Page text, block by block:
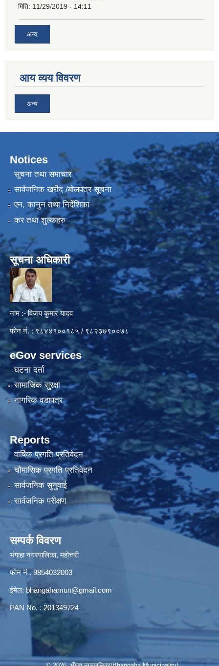
मिति: 11/29/2019 - 14:11
अन्य
आय व्यय विवरण
अन्य
Notices
सूचना तथा समाचार
सार्वजनिक खरीद /बोलपत्र सूचना
एन, कानुन तथा निर्देशिका
कर तथा शुल्कहरु
सूचना अधिकारी
नाम :- विजय कुमार यादव
फोन नं. : ९८४४१००१८५ / ९८२३७९००७८
eGov services
घटना दर्ता
सामाजिक सुरक्षा
नागरिक वडापत्र
Reports
वार्षिक प्रगति प्रतिवेदन
चौमासिक प्रगति प्रतिवेदन
सार्वजनिक सुनुवाई
सार्वजनिक परीक्षण
सम्पर्क विवरण
भंगाहा नगरपालिका, महोत्तरी
फोन नं . 9854032003
ईमेल: bhangahamun@gmail.com
PAN No. : 201349724